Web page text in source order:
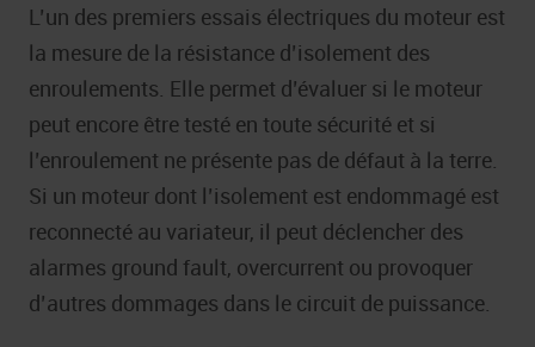
L’un des premiers essais électriques du moteur est
la mesure de la résistance d’isolement des
enroulements. Elle permet d’évaluer si le moteur
peut encore être testé en toute sécurité et si
l’enroulement ne présente pas de défaut à la terre.
Si un moteur dont l’isolement est endommagé est
reconnecté au variateur, il peut déclencher des
alarmes ground fault, overcurrent ou provoquer
d’autres dommages dans le circuit de puissance.